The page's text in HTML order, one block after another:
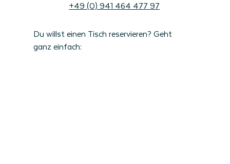
+49 (0) 941 464 477 97
Du willst einen Tisch reservieren? Geht
ganz einfach: